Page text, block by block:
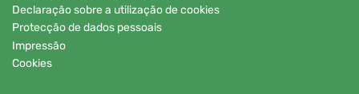
Declaração sobre a utilização de cookies
Protecção de dados pessoais
Impressão
Cookies